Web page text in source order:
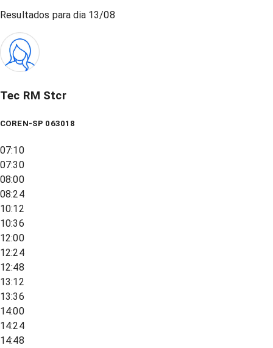
Resultados para dia 13/08
Tec RM Stcr
COREN-SP 063018
07:10
07:30
08:00
08:24
10:12
10:36
12:00
12:24
12:48
13:12
13:36
14:00
14:24
14:48